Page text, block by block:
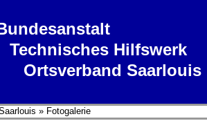
Technisches Hilfswerk
Ortsverband Saarlouis
» Fotogalerie